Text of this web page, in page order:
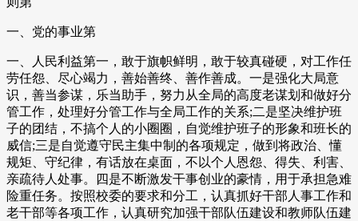
一、党的事业第
一、人民利益第一，敢于旗帜鲜明，敢于较真碰硬，对工作任
劳任怨、尽心竭力，善始善终、善作善成。一是强化大局意
识，善当参谋，乐当助手，努力从全局的高度老谋划和做好分
管工作，处理好分管工作与全局工作的关系;二是坚决维护班
子的团结，不搞个人的小圈圈，自觉维护班子的形象和班长的
威信;三是自觉遵守民主集中制的各项规定，做到将政治、懂
规矩、守纪律，有话放在桌面，不以个人恩怨、得失、利害、
亲疏待人处事。四是不断激发干事创业的豪情，用于承担急难
险重任务。按照校委的要求和分工，认真抓好干部人事工作和
老干部等各项工作，认真研究加强干部队伍建设和教师队伍建